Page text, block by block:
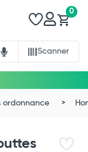
Scanner
0
ordonnance